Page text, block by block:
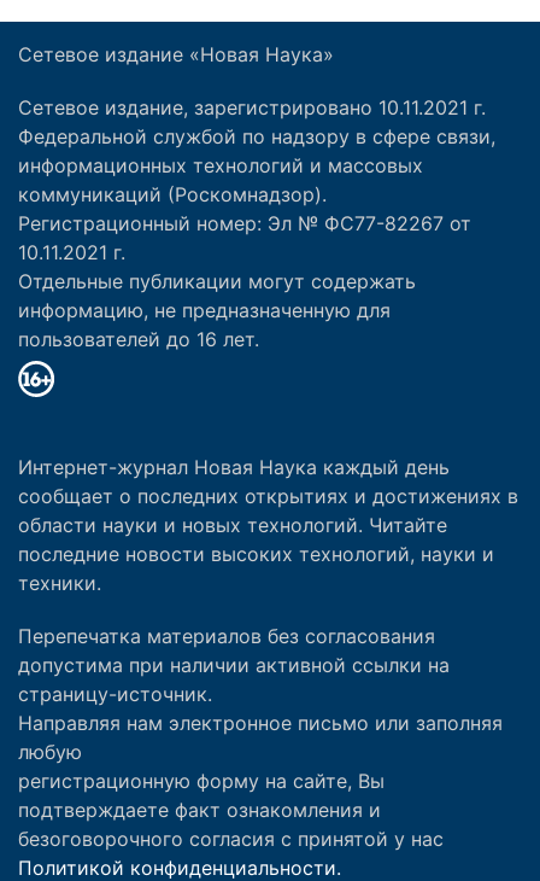
Сетевое издание «Новая Наука»
Сетевое издание, зарегистрировано 10.11.2021 г.
Федеральной службой по надзору в сфере связи,
информационных технологий и массовых
коммуникаций (Роскомнадзор).
Регистрационный номер: Эл № ФС77-82267 от
10.11.2021 г.
Отдельные публикации могут содержать
информацию, не предназначенную для
пользователей до 16 лет.
Интернет-журнал Новая Наука каждый день
сообщает о последних открытиях и достижениях в
области науки и новых технологий. Читайте
последние новости высоких технологий, науки и
техники.
Перепечатка материалов без согласования
допустима при наличии активной ссылки на
страницу-источник.
Направляя нам электронное письмо или заполняя
любую
регистрационную форму на сайте, Вы
подтверждаете факт ознакомления и
безоговорочного согласия с принятой у нас
Политикой конфиденциальности.